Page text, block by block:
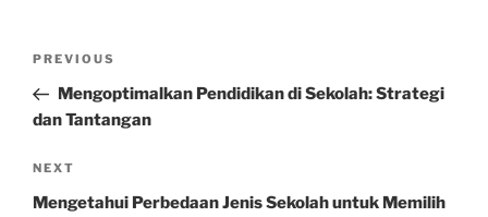
Previous
Post
PREVIOUS
Mengoptimalkan Pendidikan di Sekolah: Strategi
dan Tantangan
Next
Post
NEXT
Mengetahui Perbedaan Jenis Sekolah untuk Memilih